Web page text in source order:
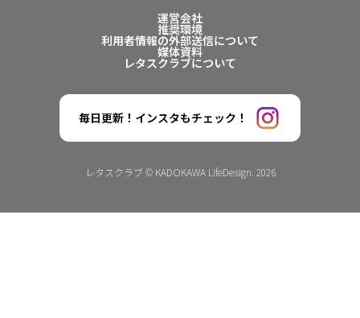
運営会社
推奨環境
利用者情報の外部送信について
媒体資料
レタスクラブについて
毎日更新！インスタもチェック！
レタスクラブ © KADOKAWA LifeDesign. 2026